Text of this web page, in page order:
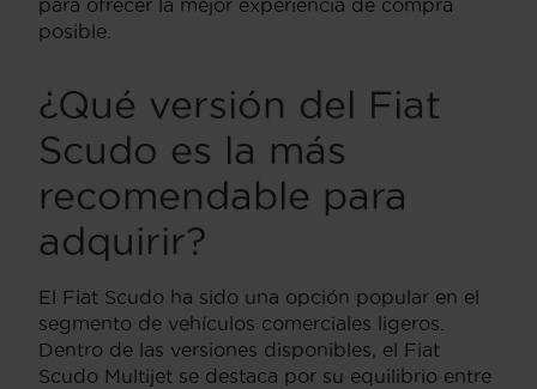
posible.
¿Qué versión del Fiat
Scudo es la más
recomendable para
adquirir?
El Fiat Scudo ha sido una opción popular en el
segmento de vehículos comerciales ligeros.
Dentro de las versiones disponibles, el Fiat
Scudo Multijet se destaca por su equilibrio entre